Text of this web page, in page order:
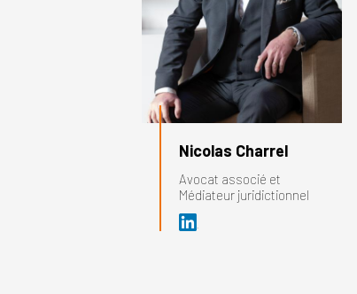
Nicolas Charrel
Avocat associé et
Médiateur juridictionnel